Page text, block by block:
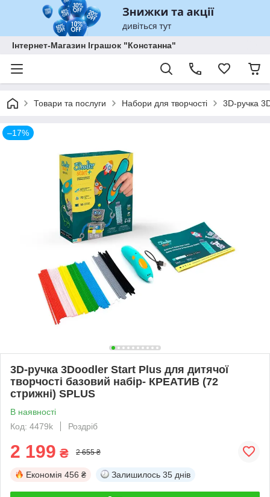
Інтернет-Магазин Іграшок "Констанна"
Товари та послуги Набори для творчості 3D-ручка
–17%
3D-ручка 3Doodler Start Plus для дитячої
творчості базовий набір- КРЕАТИВ (72
стрижні) SPLUS
В наявності
Код: 4479k
Роздріб
2 199 ₴ 2 655 ₴
Економія 456 ₴ Залишилось 35 днів